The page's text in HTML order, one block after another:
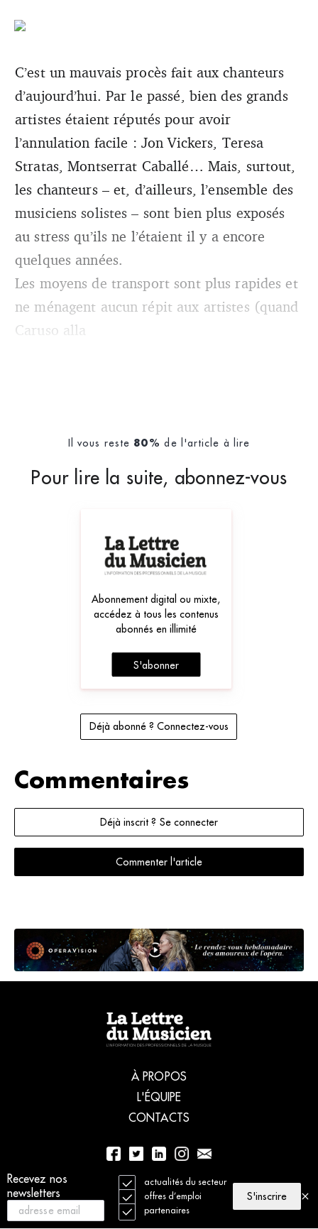
Recevez nos
newsletters
actualités du secteur
offres d’emploi
partenaires
S'inscrire
C’est un mauvais procès fait aux chanteurs
d’aujourd’hui. Par le passé, bien des grands
artistes étaient réputés pour avoir
l’annulation facile : Jon Vickers, Teresa
Stratas, Montserrat Caballé… Mais, surtout,
les chanteurs – et, d’ailleurs, l’ensemble des
musiciens solistes – sont bien plus exposés
au stress qu’ils ne l’étaient il y a encore
quelques années.
Les moyens de transport sont plus rapides et
ne ménagent aucun répit aux artistes (quand
Caruso alla
Il vous reste 80% de l'article à lire
Pour lire la suite, abonnez-vous
Abonnement digital ou mixte,
accédez à tous les contenus
abonnés en illimité
S'abonner
Déjà abonné ? Connectez-vous
Commentaires
Déjà inscrit ? Se connecter
Commenter l'article
À PROPOS
L'ÉQUIPE
CONTACTS
01 56 77 04 00
© 2021 La Lettre du Musicien. Tous droits réservés